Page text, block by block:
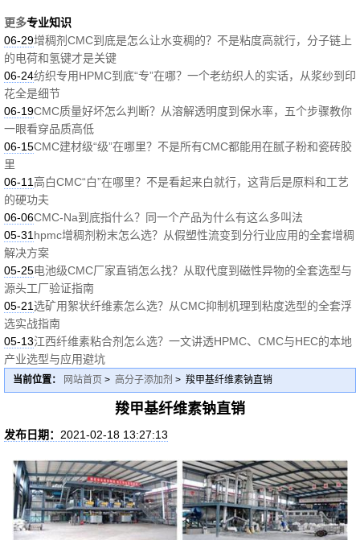
更多专业知识
06-29增稠剂CMC到底是怎么让水变稠的？不是粘度高就行，分子链上
的电荷和氢键才是关键
06-24纺织专用HPMC到底“专”在哪？一个老纺织人的实话，从浆纱到印
花全是细节
06-19CMC质量好坏怎么判断？从溶解透明度到保水率，五个步骤教你
一眼看穿品质高低
06-15CMC建材级“级”在哪里？不是所有CMC都能用在腻子粉和瓷砖胶
里
06-11高白CMC“白”在哪里？不是看起来白就行，这背后是原料和工艺
的硬功夫
06-06CMC-Na到底指什么？同一个产品为什么有这么多叫法
05-31 hpmc增稠剂粉末怎么选？从假塑性流变到分行业应用的全套增稠
解决方案
05-25电池级CMC厂家直销怎么找？从取代度到磁性异物的全套选型与
源头工厂验证指南
05-21选矿用絮状纤维素怎么选？从CMC抑制机理到粘度选型的全套浮
选实战指南
05-13江西纤维素粘合剂怎么选？一文讲透HPMC、CMC与HEC的本地
产业选型与应用避坑
当前位置： 网站首页 > 高分子添加剂 > 羧甲基纤维素钠直销
羧甲基纤维素钠直销
发布日期： 2021-02-18 13:27:13